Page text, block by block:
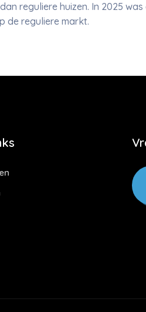
reguliere huizen. In 2025 was
de reguliere markt.